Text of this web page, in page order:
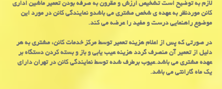
لازم به توضیح است تشخیص ارزش و مقرون به صرفه بودن تعمیر ماشین اداری
کانن موردنظر به عهده ی شخص مشتری می باشدو نمایندگی کانن در مورد این
موضوع راهنمایی درست و مفید را عرضه می کند.
در صورتی که پس از اعلام هزینه تعمیر توسط مرکز خدمات کانن، مشتری به هر
دلیل از تعمیر آن منصرف گردد هزینه عیب یابی و باز و بسته کردن دستگاه بر
عهده مشتری می باشد.عیوب برطرف شده توسط نمایندگی کانن در تهران دارای
یک ماه گارانتی می باشد.